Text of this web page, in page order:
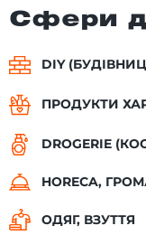
Сфери
DIY
ПРОДУКТИ
DROGERIE
HORECA,
ОДЯГ, ВЗУТТЯ